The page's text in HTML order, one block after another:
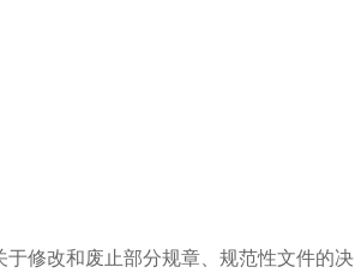
修改和废止部分规章、规范性文件的决